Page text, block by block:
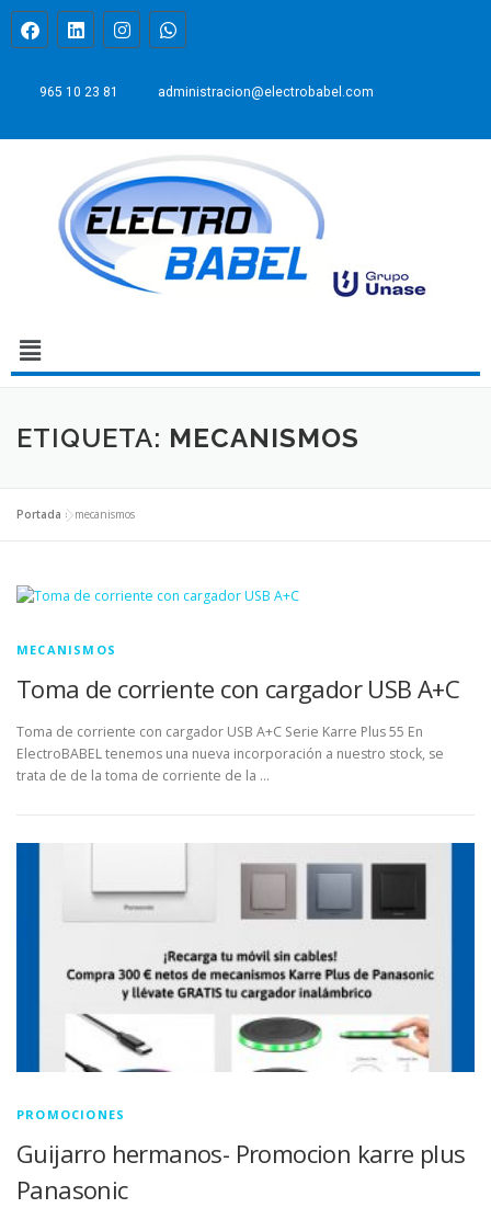
965 10 23 81 administracion@electrobabel.com
ETIQUETA: MECANISMOS
Portada »mecanismos
MECANISMOS
Toma de corriente con cargador USB A+C
Toma de corriente con cargador USB A+C Serie Karre Plus 55 En
ElectroBABEL tenemos una nueva incorporación a nuestro stock, se
trata de de la toma de corriente de la …
PROMOCIONES
Guijarro hermanos- Promocion karre plus
Panasonic